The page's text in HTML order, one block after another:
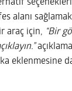
alanı
araç için, “Bir
eklenmesine